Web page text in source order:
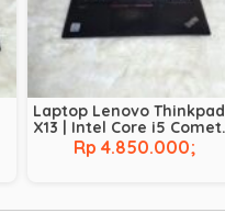
Laptop Lenovo Thinkpad
X13 | Intel Core i5 Comet
Lake – 10210U | RAM 16 GB
| SSD 256 GB |
Rp 4.850.000;